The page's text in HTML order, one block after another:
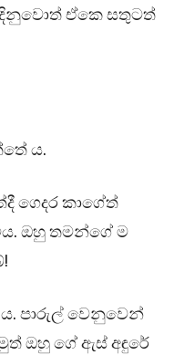
ඒකෙ සතුටත්
ය.
ගෙදර කාගේත්
ඔහු තමන්ගේ ම
පාරුල් වෙනුවෙන්
ඔහු ගේ ඇස් අඳුරේ